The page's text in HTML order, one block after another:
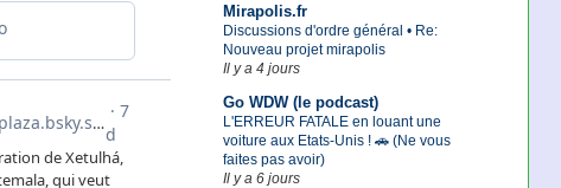
Mirapolis.fr
Discussions d'ordre général • Re:
Nouveau projet mirapolis
Il y a 4 jours
Go WDW (le podcast)
L'ERREUR FATALE en louant une
voiture aux Etats-Unis ! 🚗 (Ne vous
faites pas avoir)
Il y a 6 jours